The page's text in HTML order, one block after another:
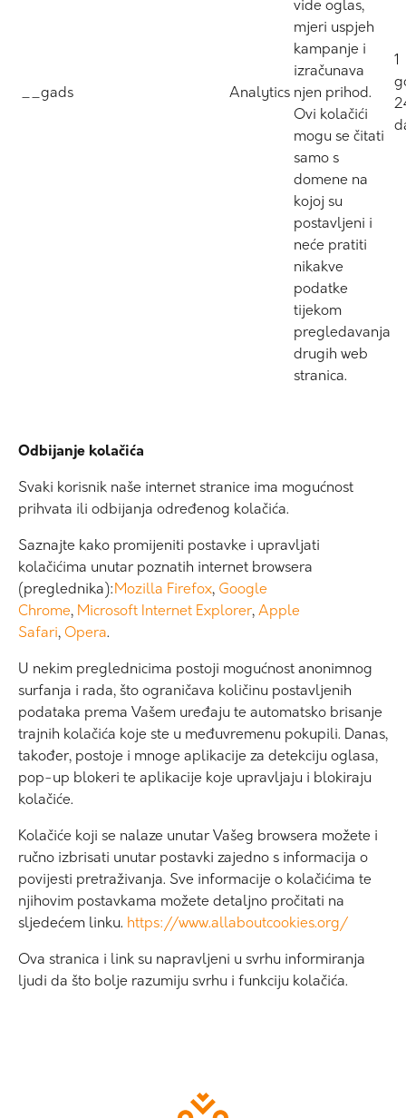
__gads Analytics
vide oglas,
mjeri uspjeh
kampanje i
izračunava
njen prihod.
Ovi kolačići
mogu se čitati
samo s
domene na
kojoj su
postavljeni i
neće pratiti
nikakve
podatke
tijekom
pregledavanja
drugih web
stranica.
1
Odbijanje kolačića
Svaki korisnik naše internet stranice ima mogućnost
prihvata ili odbijanja određenog kolačića.
Saznajte kako promijeniti postavke i upravljati
kolačićima unutar poznatih internet browsera
(preglednika): Mozilla Firefox, Google
Chrome, Microsoft Internet Explorer, Apple
Safari, Opera.
U nekim preglednicima postoji mogućnost anonimnog
surfanja i rada, što ograničava količinu postavljenih
podataka prema Vašem uređaju te automatsko brisanje
trajnih kolačića koje ste u međuvremenu pokupili. Danas,
također, postoje i mnoge aplikacije za detekciju oglasa,
pop-up blokeri te aplikacije koje upravljaju i blokiraju
kolačiće.
Kolačiće koji se nalaze unutar Vašeg browsera možete i
ručno izbrisati unutar postavki zajedno s informacija o
povijesti pretraživanja. Sve informacije o kolačićima te
njihovim postavkama možete detaljno pročitati na
sljedećem linku. https://www.allaboutcookies.org/
Ova stranica i link su napravljeni u svrhu informiranja
ljudi da što bolje razumiju svrhu i funkciju kolačića.